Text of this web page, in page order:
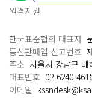
원격지원
한국표준협회 대표자
통신판매업 신고번호
주소 서울시 강남구
대표번호 02-6240-
이메일